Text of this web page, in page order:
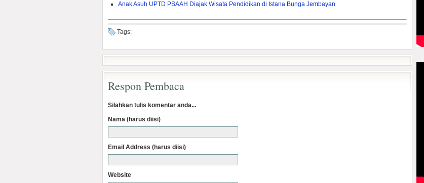
Anak Asuh UPTD PSAAH Diajak Wisata Pendidikan di Istana Bunga Jembayan
Tags:
Respon Pembaca
Silahkan tulis komentar anda...
Nama (harus diisi)
Email Address (harus diisi)
Website